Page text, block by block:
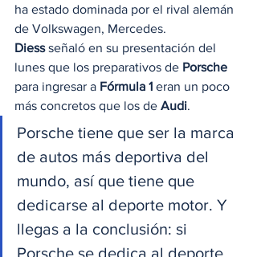
ha estado dominada por el rival alemán
de Volkswagen, Mercedes.
Diess señaló en su presentación del
lunes que los preparativos de Porsche
para ingresar a Fórmula 1 eran un poco
más concretos que los de Audi.
Porsche tiene que ser la marca
de autos más deportiva del
mundo, así que tiene que
dedicarse al deporte motor. Y
llegas a la conclusión: si
Porsche se dedica al deporte